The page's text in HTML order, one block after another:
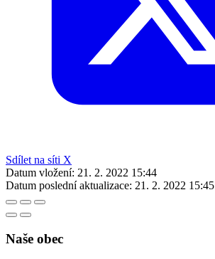
Sdílet na síti X
Datum vložení: 21. 2. 2022 15:44
Datum poslední aktualizace: 21. 2. 2022 15:45
Naše obec